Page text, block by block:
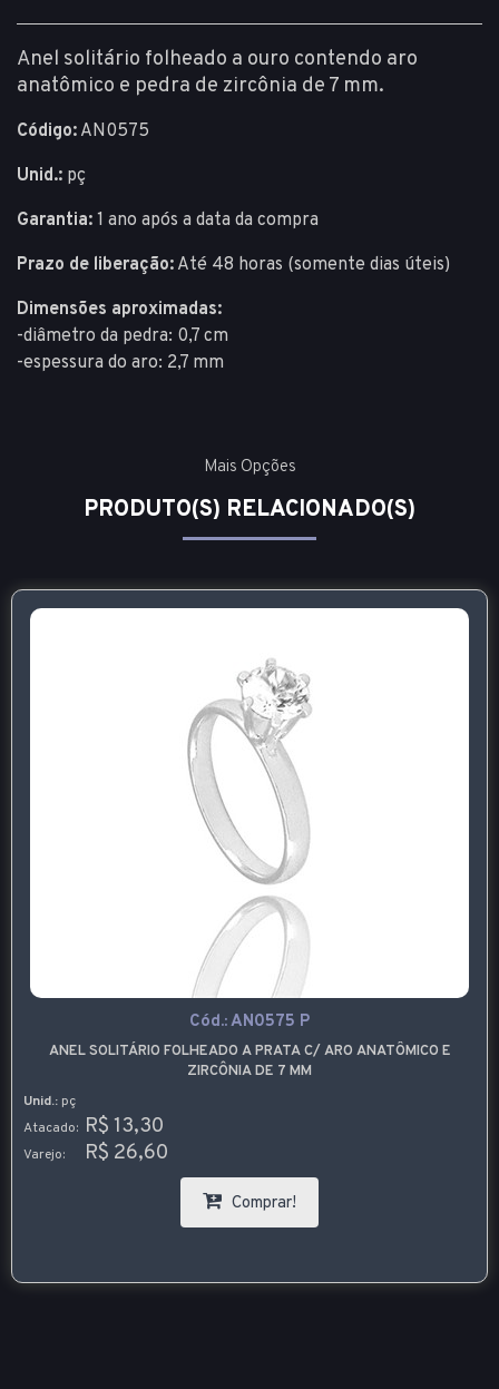
Anel solitário folheado a ouro contendo aro
anatômico e pedra de zircônia de 7 mm.
Código: AN0575
Unid.: pç
Garantia: 1 ano após a data da compra
Prazo de liberação: Até 48 horas (somente dias úteis)
Dimensões aproximadas:
-diâmetro da pedra: 0,7 cm
-espessura do aro: 2,7 mm
Mais Opções
PRODUTO(S) RELACIONADO(S)
Cód.:AN0575 P
ANEL SOLITÁRIO FOLHEADO A PRATA C/ ARO ANATÔMICO E
ZIRCÔNIA DE 7 MM
Unid.: pç
Atacado: R$ 13,30
Varejo: R$ 26,60
Comprar!